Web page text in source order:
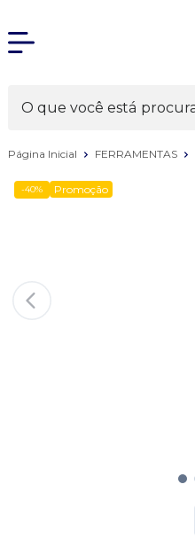
Página Inicial FERRAMENTAS
-40% Promoção